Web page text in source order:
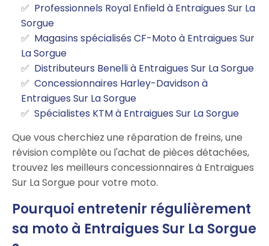
Professionnels Royal Enfield à Entraigues Sur La
Sorgue
Magasins spécialisés CF-Moto à Entraigues Sur
La Sorgue
Distributeurs Benelli à Entraigues Sur La Sorgue
Concessionnaires Harley-Davidson à
Entraigues Sur La Sorgue
Spécialistes KTM à Entraigues Sur La Sorgue
Que vous cherchiez une réparation de freins, une
révision complète ou l'achat de pièces détachées,
trouvez les meilleurs concessionnaires à Entraigues
Sur La Sorgue pour votre moto.
Pourquoi entretenir régulièrement
sa moto à Entraigues Sur La Sorgue